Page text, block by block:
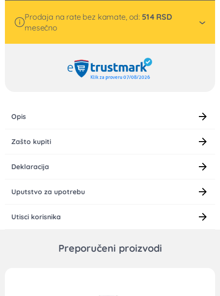
Prodaja na rate bez kamate, od: 514 RSD
mesečno
Opis
Zašto kupiti
Deklaracija
Uputstvo za upotrebu
Utisci korisnika
Preporučeni proizvodi